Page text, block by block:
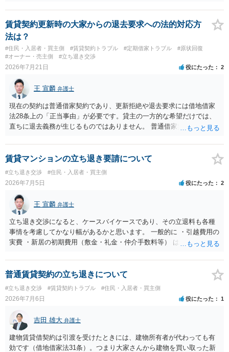
であれば、建物を収去して土地を明渡す義務は原則生じないはずで
す。 その後、建物を平屋に立て替えた場合であっても、貸主の承諾を
得ているのであれば、単純に費用を捻出した側に平屋の所有権が帰属
する、という話になるわけでもないように思います。 そのため、現
状、解体費用を負担することが明確な案件ではないため、まずは相手
に請求の根拠（なぜ当方が平屋の解体費用を負担しなければならない
賃貸契約更新時の大家からの退去要求への法的対応方
法は？
#住民・入居者・買主側 #賃貸契約トラブル #定期借家トラブル
#原状回復
#オーナー・売主側
#立ち退き交渉
2026年7月21日 役にたった 2
王 宣麟 弁護士
現在の契約は普通借家契約であり、更新拒絶や退去要求には借地借家
法28条上の「正当事由」が必要です。貸主の一方的な希望だけでは、
直ちに退去義務が生じるものではありません。 普通借家契約から定期
新たな定期借家契約を締結する形になりますが、これは任意の合意が
前提であり、借主が同意しなければ成立しません。 12年間の居住実
績、子どもの学校や地域とのつながり、転居費用の準備が困難な事情
などは、借主側の強い居住継続の必要性として正当事由判断において
重視される要素ですので、貸主側にかなり具体的な事情と立退料など
がない限り、更新拒絶が認められるハードルは一般的に高いと考えら
れます。 建物が未登記であること自体は、賃貸借契約の有効性を直ち
に否定するものではなく、引渡しがされていれば賃貸借の効力は原則
有効とされています。 今後の交渉では、①現在は普通借家契約が継続
しており定期借家への変更に合意していないこと、②貸主側の事情
（誰が所有者で誰が実際に住む予定か等）を具体的に書面で説明して
ほしいこと、③自分たちの居住継続の必要性を丁寧に伝えること、を
基本方針としたうえで、仮に一定時期の退去を検討する場合には、立
退料・引越費用・原状回復費用負担などの条件を明確にした書面を作
成することが重要です。 契約書では、更新条項・解除条項・期間の定
め・定期借家に関する記載の有無、これまでの更新時の合意内容
（「今回で最後」などの文言）が、借主不利な特約として無効になり
得るかどうかも含めて検討ポイントになりますので、署名押印前に内
容を十分に確認し、不明点は弁護士に相談することをおすすめしま
す。
賃貸マンションの立ち退き要請について
#立ち退き交渉 #住民・入居者・買主側
2026年7月5日 役にたった 2
王 宣麟 弁護士
立ち退き交渉になると、ケースバイケースであり、その立退料も各種
事情を考慮してかなり幅があるかと思います。 一般的に ・引越費用の
実費 ・新居の初期費用（敷金・礼金・仲介手数料等） は固い部分かと
ターンが多いかと存じます。
普通賃貸契約の立ち退きについて
#立ち退き交渉 #賃貸契約トラブル #住民・入居者・買主側
2026年7月6日 役にたった 1
吉田 雄大 弁護士
建物賃貸借契約は引渡を受けたときには、建物所有者が代わっても有
効です（借地借家法31条）。つまり大家さんから建物を買い取った新